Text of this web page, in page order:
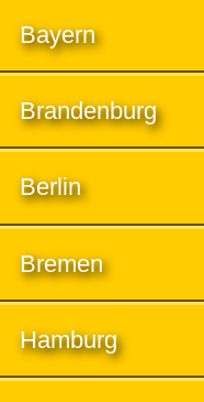
Bayern
Brandenburg
Berlin
Bremen
Hamburg